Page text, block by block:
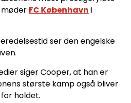
FC København i
ser den engelske
siger Cooper, at han er
største kamp også bliver
holdet.